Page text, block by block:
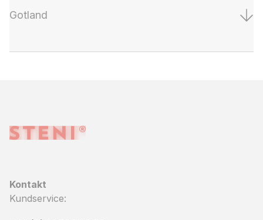
Gotland
Kontakt
Kundservice: